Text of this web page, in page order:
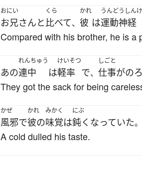
おにい
お兄さんと
くら
比べて、
かれ
彼 は
うんどうしん
運動神経
Compared with his brother, he is a
あの
れんちゅう
連中 は
けいそつ
軽率 で、
しごと
仕事がの
They got the sack for being
かぜ
風邪で
かれ
彼の
みかく
味覚は
にぶ
鈍く なっていた。
A cold dulled his taste.